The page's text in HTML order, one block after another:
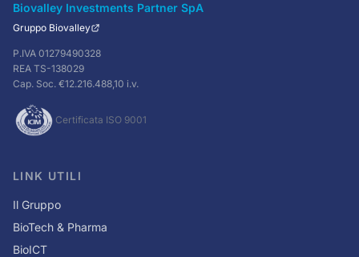
Biovalley Investments Partner SpA
Gruppo Biovalley
P.IVA 01279490328
REA TS-138029
Cap. Soc. €12.216.488,10 i.v.
Certificata ISO 9001
LINK UTILI
Il Gruppo
BioTech & Pharma
BioICT